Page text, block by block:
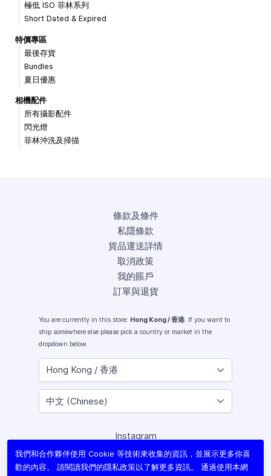
極低 ISO 菲林系列
Short Dated & Expired
特價專區
最後存貨
Bundles
夏日優惠
相機配件
所有攝影配件
閃光燈
菲林沖洗及掃描
條款及條件
私隱條款
貨品運送詳情
取消政策
我的賬戶
訂單與退貨
You are currently in this store: Hong Kong / 香港. If you want to
ship somewhere else please pick a country or market in the
dropdown below.
Instagram
Facebook
X (Twitter)
我們和合作夥伴使用 Cookie 等技術來收集的資訊，並展示更多你喜
歡的內容。 請閱讀我們的隱私政策以了解更多資訊。 通過使用本網